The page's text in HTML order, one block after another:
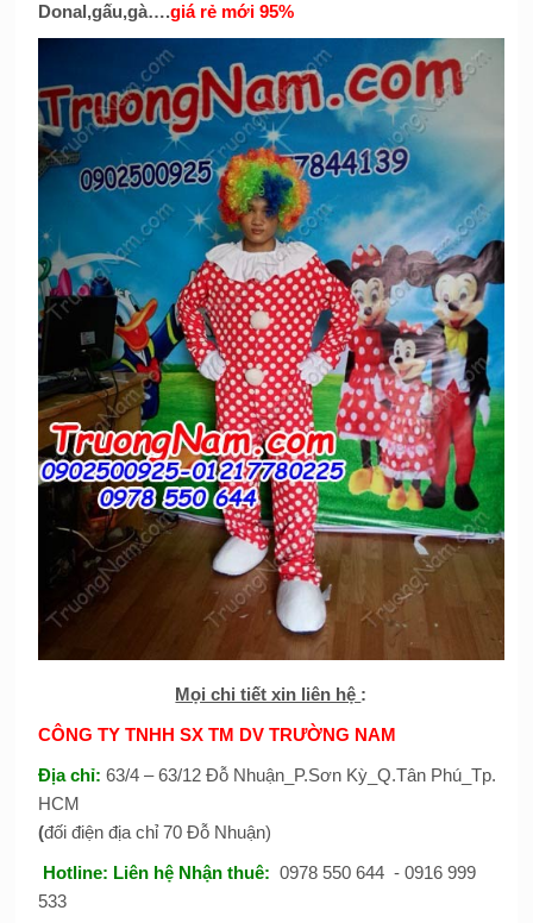
Donal,gấu,gà….giá rẻ mới 95%
Mọi chi tiết xin liên hệ :
CÔNG TY TNHH SX TM DV TRƯỜNG NAM
Địa chỉ: 63/4 – 63/12 Đỗ Nhuận_P.Sơn Kỳ_Q.Tân Phú_Tp.
HCM
(đối điện địa chỉ 70 Đỗ Nhuận)
Hotline: Liên hệ Nhận thuê: 0978 550 644 - 0916 999
533